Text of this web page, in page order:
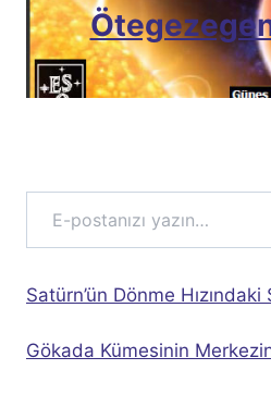
E-postanızı yazın…
Satürn’ün Dönme Hızındaki
Gökada Kümesinin